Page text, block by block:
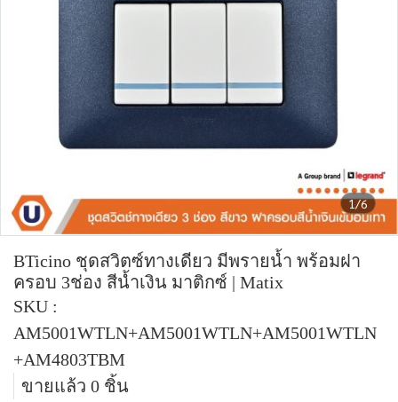
1/6
BTicino ชุดสวิตซ์ทางเดียว มีพรายน้ำ พร้อมฝา
ครอบ 3ช่อง สีน้ำเงิน มาติกซ์ | Matix
SKU :
AM5001WTLN+AM5001WTLN+AM5001WTLN
+AM4803TBM
ขายแล้ว 0 ชิ้น